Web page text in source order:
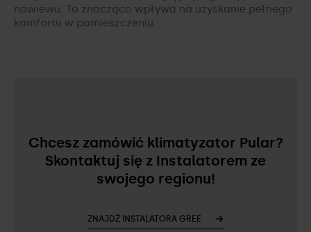
nawiewu. To znacząco wpływa na uzyskanie pełnego
komfortu w pomieszczeniu.
Chcesz zamówić klimatyzator Pular?
Skontaktuj się z Instalatorem ze
swojego regionu!
ZNAJDŹ INSTALATORA GREE